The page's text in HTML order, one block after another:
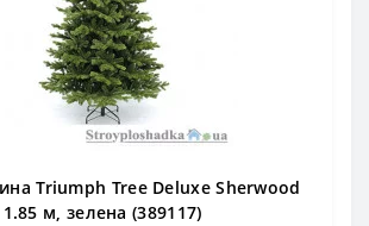
Triumph Tree Deluxe Sherwood
1.85 м, зелена (389117)